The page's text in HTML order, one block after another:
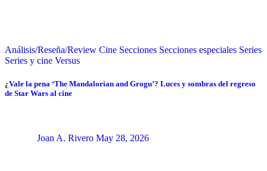
Análisis/Reseña/Review Cine Secciones Secciones especiales Series
Series y cine Versus
¿Vale la pena ‘The Mandalorian and Grogu’? Luces y sombras del regreso
de Star Wars al cine
Joan A. Rivero May 28, 2026